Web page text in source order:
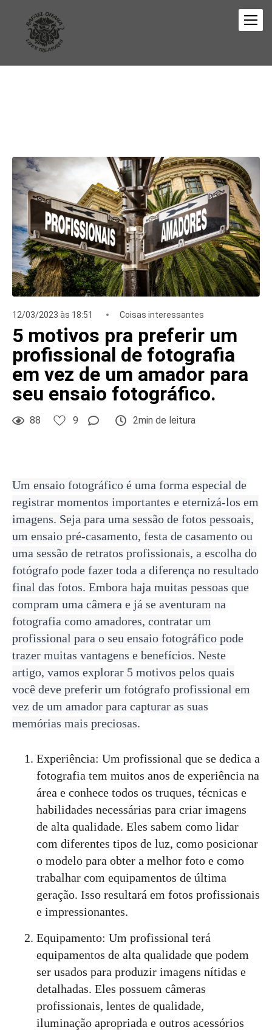
12/03/2023 às 18:51 Coisas interessantes
5 motivos pra preferir um
profissional de fotografia
em vez de um amador para
seu ensaio fotográfico.
88 9 2min de leitura
Um ensaio fotográfico é uma forma especial de
registrar momentos importantes e eternizá-los em
imagens. Seja para uma sessão de fotos pessoais,
um ensaio pré-casamento, festa de casamento ou
uma sessão de retratos profissionais, a escolha do
fotógrafo pode fazer toda a diferença no resultado
final das fotos. Embora haja muitas pessoas que
compram uma câmera e já se aventuram na
fotografia como amadores, contratar um
profissional para o seu ensaio fotográfico pode
trazer muitas vantagens e benefícios. Neste
artigo, vamos explorar 5 motivos pelos quais
você deve preferir um fotógrafo profissional em
vez de um amador para capturar as suas
memórias mais preciosas.
Experiência: Um profissional que se dedica a
fotografia tem muitos anos de experiência na
área e conhece todos os truques, técnicas e
habilidades necessárias para criar imagens
de alta qualidade. Eles sabem como lidar
com diferentes tipos de luz, como posicionar
o modelo para obter a melhor foto e como
trabalhar com equipamentos de última
geração. Isso resultará em fotos profissionais
e impressionantes.
Equipamento: Um profissional terá
equipamentos de alta qualidade que podem
ser usados para produzir imagens nítidas e
detalhadas. Eles possuem câmeras
profissionais, lentes de qualidade,
iluminação apropriada e outros acessórios